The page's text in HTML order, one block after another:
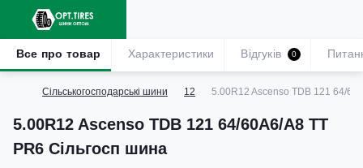
Сільськогосподарські шини 12 5.00R12 Ascenso TDB 121 64/
5.00R12 Ascenso TDB 121 64/60A6/A8 TT
PR6 Сільгосп шина
Все про товар Характеристики Відгуків 0